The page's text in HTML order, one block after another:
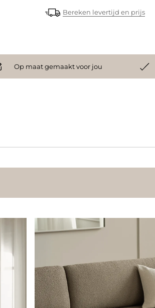
Bereken levertijd en prijs
Op maat gemaakt voor jou